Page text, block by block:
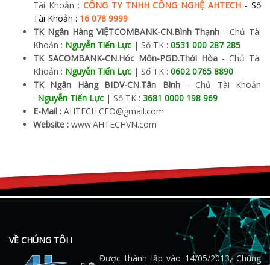
Tài Khoản : CÔNG TY TNHH CÔNG NGHỆ AHTECH - Số
Tài Khoản : 16 078 9999
TK Ngân Hàng VIỆTCOMBANK-CN.Bình Thạnh - Chủ Tài
Khoản : Nguyễn Tiến Lực | Số TK : 0531 000 287 285
TK SACOMBANK-CN.Hóc Môn-PGD.Thới Hòa - Chủ Tài
Khoản : Nguyễn Tiến Lực | Số TK : 0602 0765 8890
TK Ngân Hàng BIDV-CN.Tân Bình -Chủ Tài Khoản
: Nguyễn Tiến Lực | Số TK : 3681 0000 198 969
E-Mail : AHTECH.CEO@gmail.com
Website : www.AHTECHVN.com
VỀ CHÚNG TÔI !
Được thành lập vào 14/05/2013, Chúng